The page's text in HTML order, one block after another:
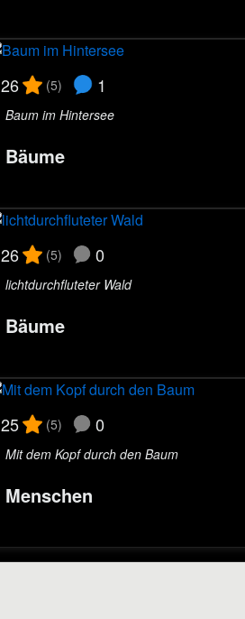
26 (5) 1
Baum im Hintersee
Bäume
26 (5) 0
lichtdurchfluteter Wald
Bäume
25 (5) 0
Mit dem Kopf durch den Baum
Menschen